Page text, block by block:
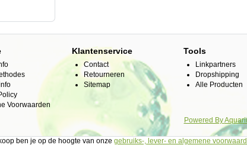
2026-
Pre-
Order
New
Voorwaarden
Klantenservice
Contact
Retourneren
Sitemap
Tools
Linkpartners
Dropshipping
Alle Producten
Powered By
ben je op de hoogte van onze gebruiks-, lever- en algemene